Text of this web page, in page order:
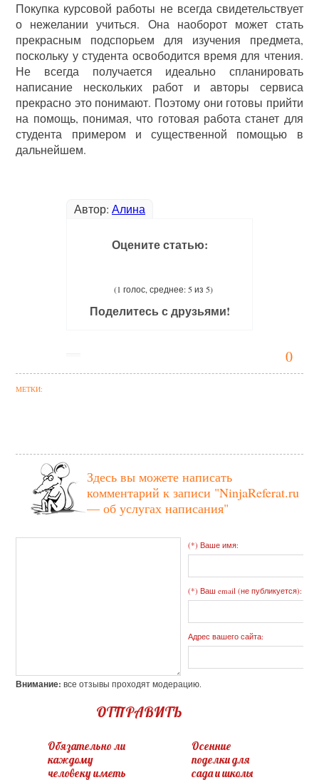
0
Покупка курсовой работы не всегда свидетельствует
о нежелании учиться. Она наоборот может стать
прекрасным подспорьем для изучения предмета,
поскольку у студента освободится время для чтения.
Не всегда получается идеально спланировать
написание нескольких работ и авторы сервиса
прекрасно это понимают. Поэтому они готовы прийти
на помощь, понимая, что готовая работа станет для
студента примером и существенной помощью в
дальнейшем.
Автор: Алина
Оцените статью:
(1 голос, среднее: 5 из 5)
Поделитесь с друзьями!
МЕТКИ:
Здесь вы можете написать
комментарий к записи "NinjaReferat.ru
— об услугах написания"
(*) Ваше имя:
(*) Ваш email (не публикуется):
Адрес вашего сайта:
Внимание: все отзывы проходят модерацию.
ОТПРАВИТЬ
Обязательно ли
каждому
человеку иметь
Осенние
поделки для
сада и школы